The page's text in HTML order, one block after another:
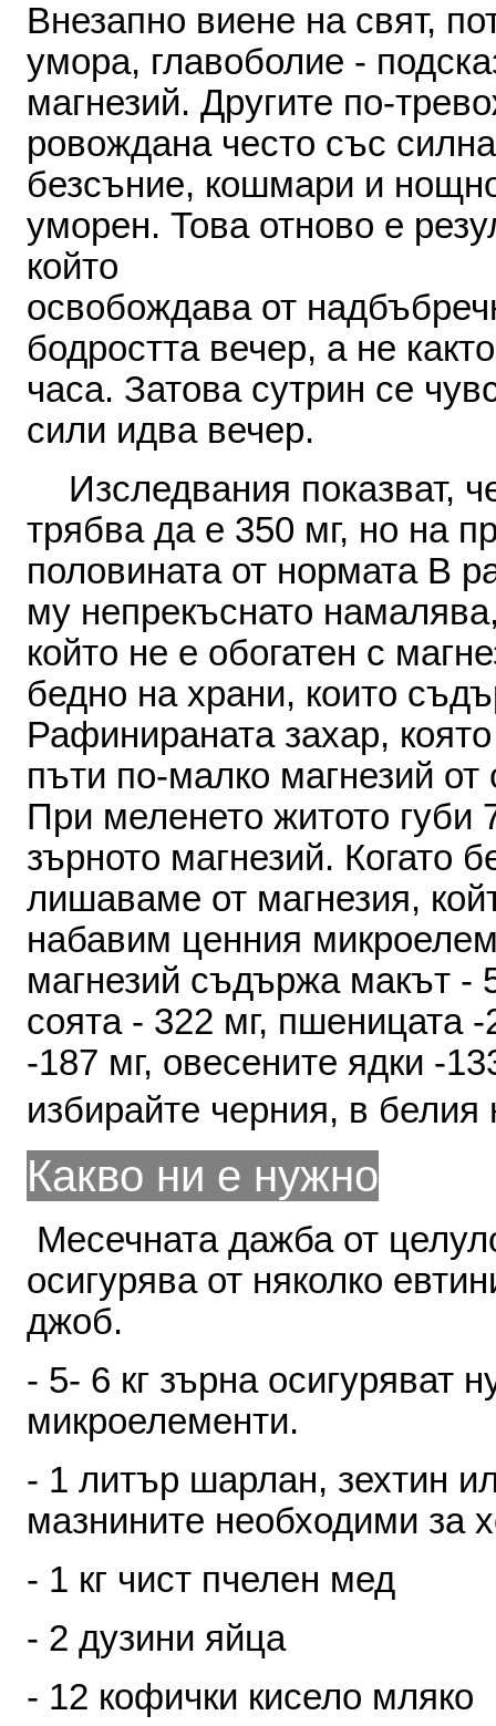
Внезапно виене на свят,
умора, главоболие -
магнезий. Другите по-
ровождана често със силна
безсъние, кошмари и
уморен. Това отново е
който
освобождава от
бодростта вечер, а не както
часа. Затова сут­рин се
сили идва вечер.
Изследвания показват,
трябва да е 350 мг, но на
полови­ната от нормата В
му непре­къснато намалява
който не е обогатен с
бедно на храни, които
Рафинираната захар, която
пъти по-малко магнезий от
При меленето житото губи
зърното магнезий. Когато
лишаваме от магнезия,
набавим ценния
магнезий съдържа макът -
соята- 322 мг, пшеница­та-
-187 мг, овесените ядки -
избирайте черния, в белия
Какво ни е нужно
Месечната дажба от
осигурява от ня­колко
джоб.
- 5- 6 кг зърна осигуря­ват
микроелементи.
- 1 литър шарлан, зех­тин
мазнините необходими за
- 1 кг чист пчелен мед
- 2 дузини яйца
- 12 кофички кисело мляко